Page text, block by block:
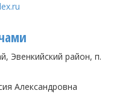
.ru
Эвенкийский район, п.
Александровна